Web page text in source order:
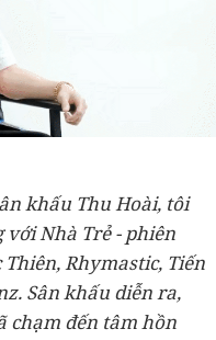
khấu Thu Hoài, tôi
Nhà Trẻ - phiên
Rhymastic, Tiến
Sân khấu diễn ra,
chạm đến tâm hồn